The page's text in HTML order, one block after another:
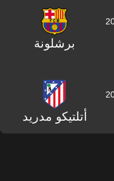
برشلونة
أتلتيكو مدريد